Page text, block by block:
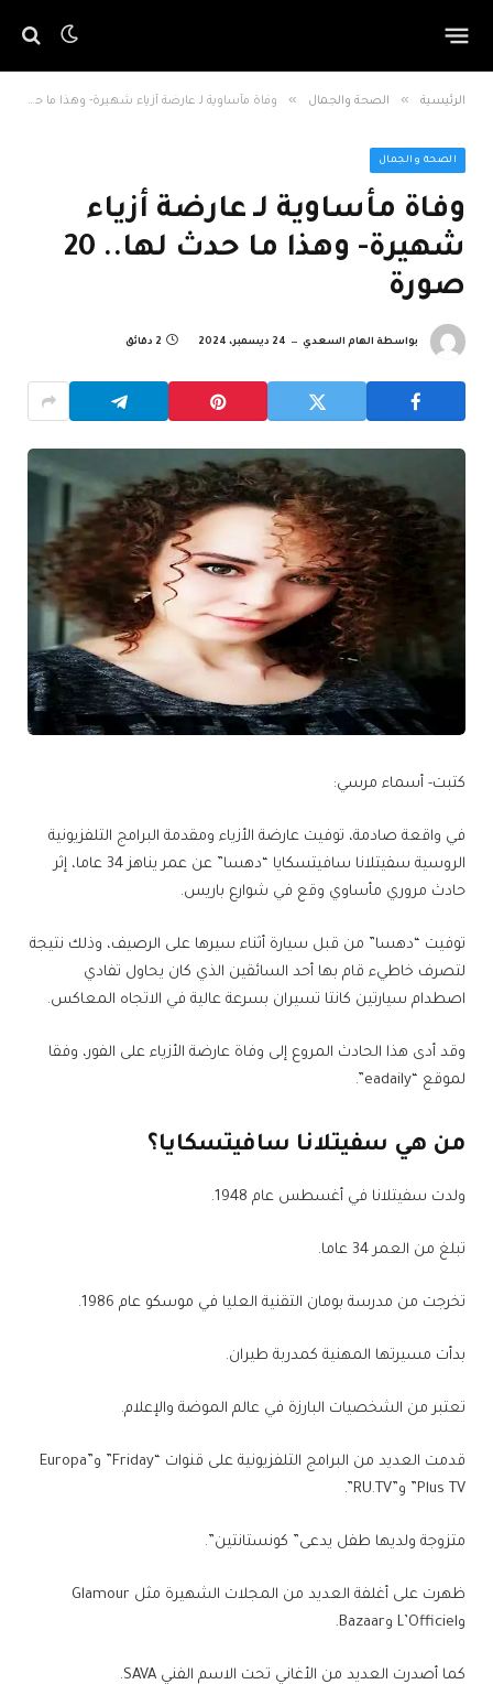
الرئيسية » الصحة والجمال » وفاة مأساوية لـ عارضة أزياء شهيرة- وهذا ما حدث لها.. 20 صورة
الصحة والجمال
وفاة مأساوية لـ عارضة أزياء
شهيرة- وهذا ما حدث لها.. 20
صورة
بواسطة الهام السعدي 24 ديسمبر، 2024 2 دقائق
كتبت- أسماء مرسي:
في واقعة صادمة، توفيت عارضة الأزياء ومقدمة البرامج التلفزيونية
الروسية سفيتلانا سافيتسكايا “دهسا” عن عمر يناهز 34 عاما، إثر
حادث مروري مأساوي وقع في شوارع باريس.
توفيت “دهسا” من قبل سيارة أثناء سيرها على الرصيف، وذلك نتيجة
لتصرف خاطيء قام بها أحد السائقين الذي كان يحاول تفادي
اصطدام سيارتين كانتا تسيران بسرعة عالية في الاتجاه المعاكس.
وقد أدى هذا الحادث المروع إلى وفاة عارضة الأزياء على الفور، وفقا
لموقع “eadaily”.
من هي سفيتلانا سافيتسكايا؟
ولدت سفيتلانا في أغسطس عام 1948.
تبلغ من العمر 34 عاما.
تخرجت من مدرسة بومان التقنية العليا في موسكو عام 1986.
بدأت مسيرتها المهنية كمدربة طيران.
تعتبر من الشخصيات البارزة في عالم الموضة والإعلام.
قدمت العديد من البرامج التلفزيونية على قنوات “Friday” و”Europa
Plus TV” و”RU.TV”.
متزوجة ولديها طفل يدعى” كونستانتين”.
ظهرت على أغلفة العديد من المجلات الشهيرة مثل Glamour
وL’Officiel وBazaar.
كما أصدرت العديد من الأغاني تحت الاسم الفني SAVA.